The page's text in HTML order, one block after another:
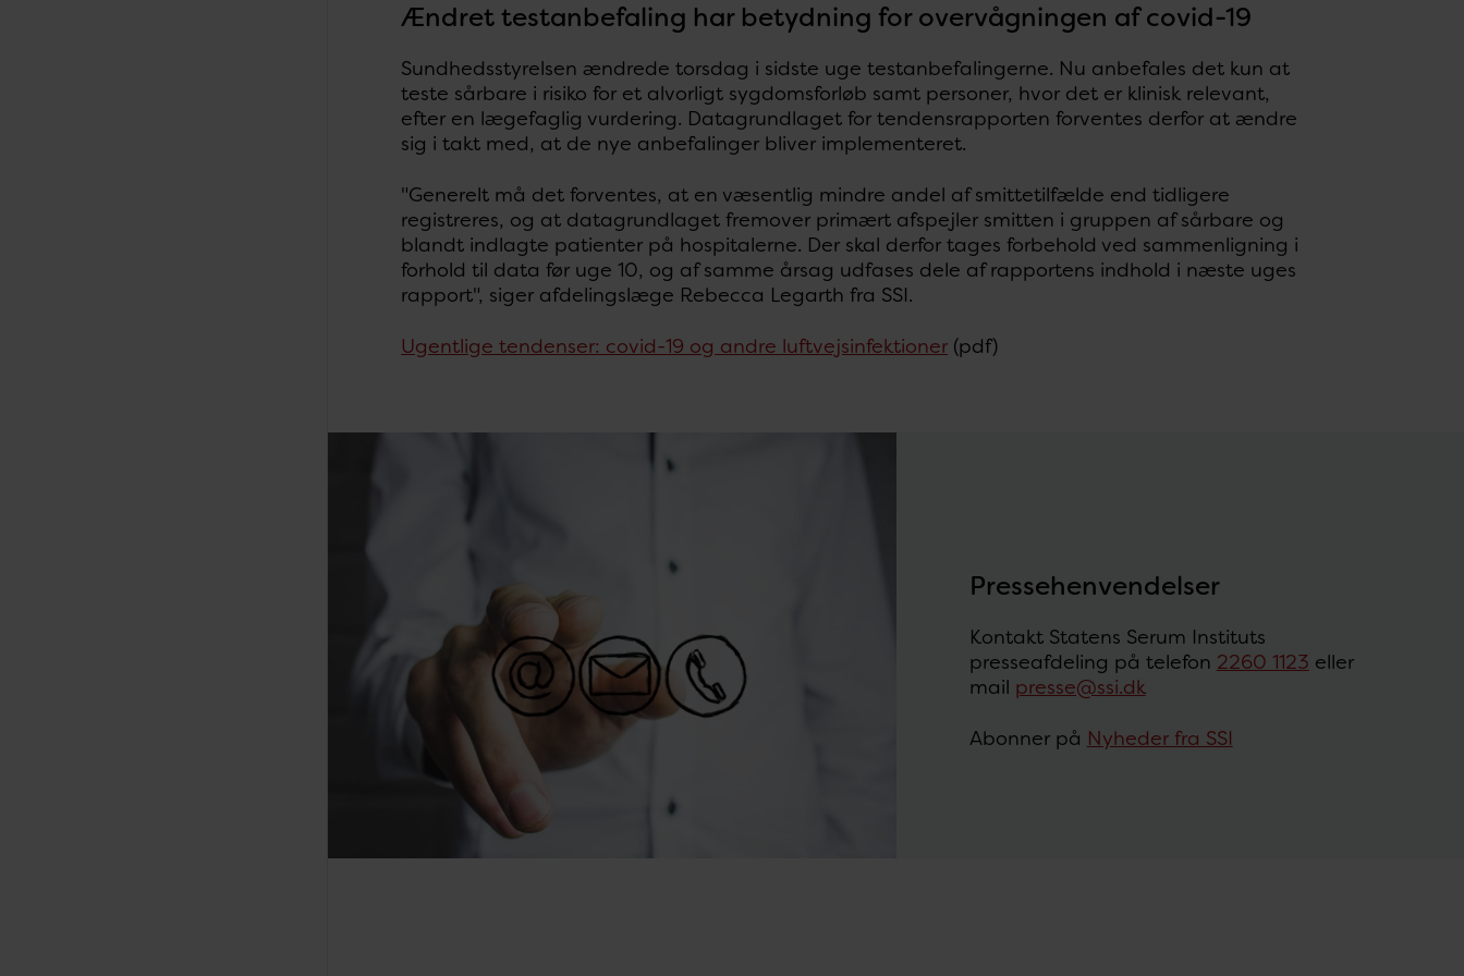
Ændret testanbefaling har betydning for overvågningen af covid-19
Sundhedsstyrelsen ændrede torsdag i sidste uge testanbefalingerne. Nu anbefales det kun at
teste sårbare i risiko for et alvorligt sygdomsforløb samt personer, hvor det er klinisk relevant,
efter en lægefaglig vurdering. Datagrundlaget for tendensrapporten forventes derfor at ændre
sig i takt med, at de nye anbefalinger bliver implementeret.
"Generelt må det forventes, at en væsentlig mindre andel af smittetilfælde end tidligere
registreres, og at datagrundlaget fremover primært afspejler smitten i gruppen af sårbare og
blandt indlagte patienter på hospitalerne. Der skal derfor tages forbehold ved sammenligning i
forhold til data før uge 10, og af samme årsag udfases dele af rapportens indhold i næste uges
rapport", siger afdelingslæge Rebecca Legarth fra SSI.
Ugentlige tendenser: covid-19 og andre luftvejsinfektioner (pdf)
Pressehenvendelser
Kontakt Statens Serum Instituts
presseafdeling på telefon 2260 1123 eller
mail presse@ssi.dk
Abonner på Nyheder fra SSI